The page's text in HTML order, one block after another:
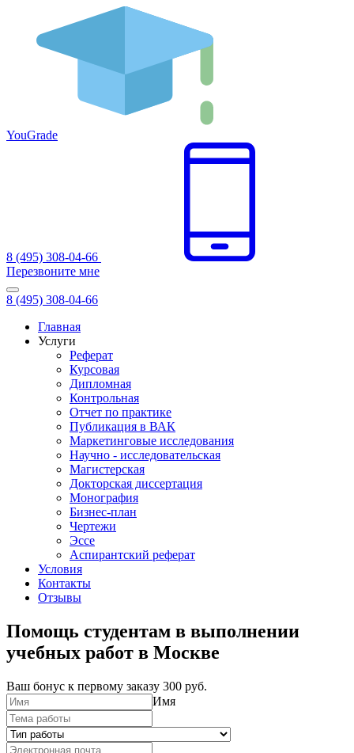
YouGrade
8 (495) 308-04-66
Перезвоните мне
8 (495) 308-04-66
Главная
Услуги
Реферат
Курсовая
Дипломная
Контрольная
Отчет по практике
Публикация в ВАК
Маркетинговые исследования
Научно - исследовательская
Магистерская
Докторская диссертация
Монография
Бизнес-план
Чертежи
Эссе
Аспирантский реферат
Условия
Контакты
Отзывы
Помощь студентам в выполнении
учебных работ в Москве
Ваш бонус к первому заказу 300 руб.
Имя